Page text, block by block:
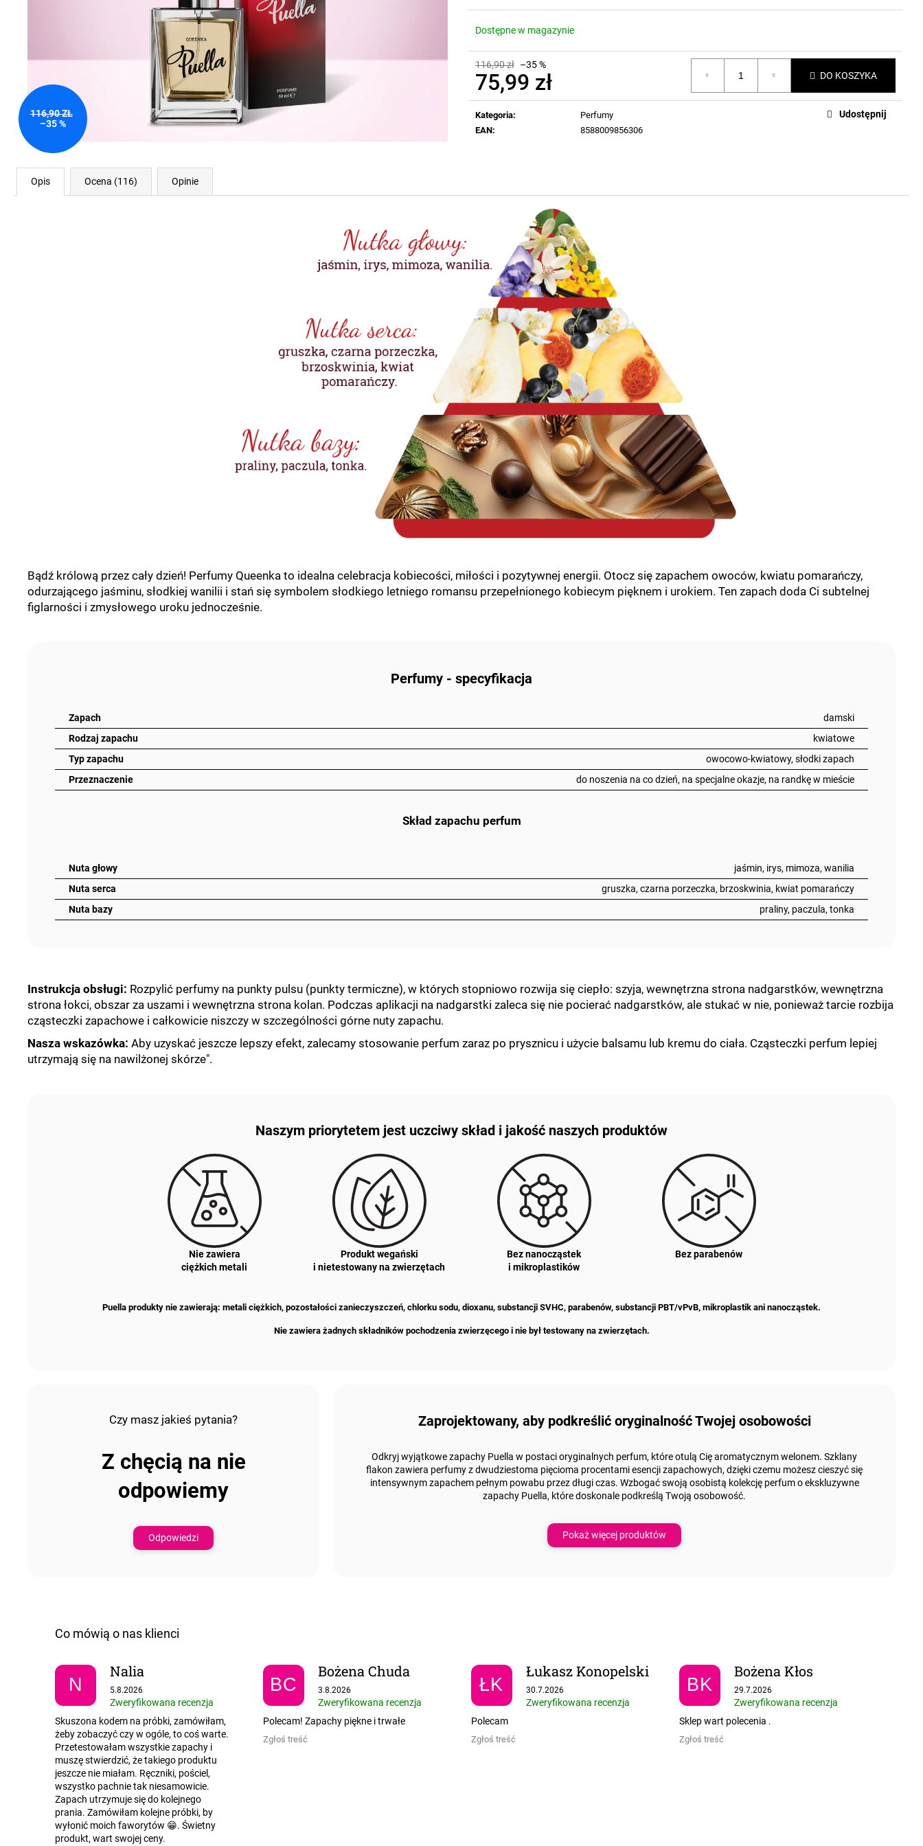
Dostępne w magazynie
116,90 zł –35 %
75,99 zł
Cena
jednostkowa:
DO KOSZYKA
Kategoria:
Perfumy
EAN: 8588009856306
Udostępnij
116,90 ZŁ
–35 %
Opis Ocena (116) Opinie
Bądź królową przez cały dzień! Perfumy Queenka to idealna celebracja kobiecości, miłości i pozytywnej energii. Otocz się zapachem owoców, kwiatu pomarańczy,
odurzającego jaśminu, słodkiej wanilii i stań się symbolem słodkiego letniego romansu przepełnionego kobiecym pięknem i urokiem. Ten zapach doda Ci subtelnej
figlarności i zmysłowego uroku jednocześnie.
Perfumy - specyfikacja
Zapach
damski
Rodzaj zapachu
kwiatowe
Typ zapachu
owocowo-kwiatowy, słodki zapach
Przeznaczenie
do noszenia na co dzień, na specjalne okazje, na randkę w mieście
Skład zapachu perfum
Nuta głowy
jaśmin, irys, mimoza, wanilia
Nuta serca
gruszka, czarna porzeczka, brzoskwinia, kwiat pomarańczy
Nuta bazy
praliny, paczula, tonka
Instrukcja obsługi: Rozpylić perfumy na punkty pulsu (punkty termiczne), w których stopniowo rozwija się ciepło: szyja, wewnętrzna strona nadgarstków, wewnętrzna
strona łokci, obszar za uszami i wewnętrzna strona kolan. Podczas aplikacji na nadgarstki zaleca się nie pocierać nadgarstków, ale stukać w nie, ponieważ tarcie rozbija
cząsteczki zapachowe i całkowicie niszczy w szczególności górne nuty zapachu.
Nasza wskazówka: Aby uzyskać jeszcze lepszy efekt, zalecamy stosowanie perfum zaraz po prysznicu i użycie balsamu lub kremu do ciała. Cząsteczki perfum lepiej
utrzymają się na nawilżonej skórze".
Naszym priorytetem jest uczciwy skład i jakość naszych produktów
Nie zawiera
ciężkich metali
Produkt wegański
i nietestowany na zwierzętach
Bez nanocząstek
i mikroplastików
Bez parabenów
Puella produkty nie zawierają: metali ciężkich, pozostałości zanieczyszczeń, chlorku sodu, dioxanu, substancji SVHC, parabenów, substancji PBT/vPvB, mikroplastik ani nanocząstek.
Nie zawiera żadnych składników pochodzenia zwierzęcego i nie był testowany na zwierzętach.
Czy masz jakieś pytania?
Z chęcią na nie
odpowiemy
Odpowiedzi
Zaprojektowany, aby podkreślić oryginalność Twojej osobowości
Odkryj wyjątkowe zapachy Puella w postaci oryginalnych perfum, które otulą Cię aromatycznym welonem. Szklany
flakon zawiera perfumy zdwudziestoma pięcioma procentami esencji zapachowych, dzięki czemu możesz cieszyć się
intensywnym zapachem pełnym powabu przez długi czas. Wzbogać swoją osobistą kolekcję perfum oekskluzywne
zapachy Puella, które doskonale podkreślą Twoją osobowość.
Pokaż więcej produktów
N
Nalia
Ocena sklepu to 5 na 5 gwiazdek.
5.8.2026
Zweryfikowana recenzja
Skuszona kodem na próbki, zamówiłam,
żeby zobaczyć czy w ogóle, to coś warte.
Przetestowałam wszystkie zapachy i
muszę stwierdzić, że takiego produktu
jeszcze nie miałam. Ręczniki, pościel,
wszystko pachnie tak niesamowicie.
Zapach utrzymuje się do kolejnego
prania. Zamówiłam kolejne próbki, by
wyłonić moich faworytów 😁. Świetny
produkt, wart swojej ceny.
BC
Bożena Chuda
Ocena sklepu to 5 na 5 gwiazdek.
3.8.2026
Zweryfikowana recenzja
Polecam! Zapachy piękne i trwałe
Zgłoś treść
ŁK
Łukasz Konopelski
Ocena sklepu to 5 na 5 gwiazdek.
30.7.2026
Zweryfikowana recenzja
Polecam
Zgłoś treść
BK
Bożena Kłos
Ocena sklepu to 5 na 5 gwiazdek.
29.7.2026
Zweryfikowana recenzja
Sklep wart polecenia .
Zgłoś treść